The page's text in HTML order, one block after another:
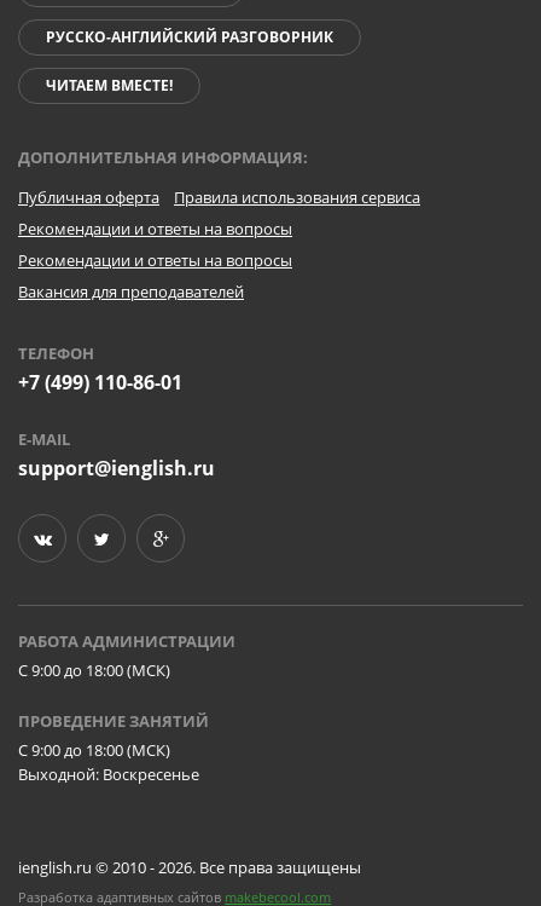
РУССКО-АНГЛИЙСКИЙ РАЗГОВОРНИК
ЧИТАЕМ ВМЕСТЕ!
ДОПОЛНИТЕЛЬНАЯ ИНФОРМАЦИЯ:
Публичная оферта
Правила использования сервиса
Рекомендации и ответы на вопросы
Рекомендации и ответы на вопросы
Вакансия для преподавателей
ТЕЛЕФОН
+7 (499) 110-86-01
E-MAIL
support@ienglish.ru
РАБОТА АДМИНИСТРАЦИИ
C 9:00 до 18:00 (МСК)
ПРОВЕДЕНИЕ ЗАНЯТИЙ
C 9:00 до 18:00 (МСК)
Выходной: Воскресенье
ienglish.ru © 2010 - 2026. Все права защищены
Разработка адаптивных сайтов makebecool.com